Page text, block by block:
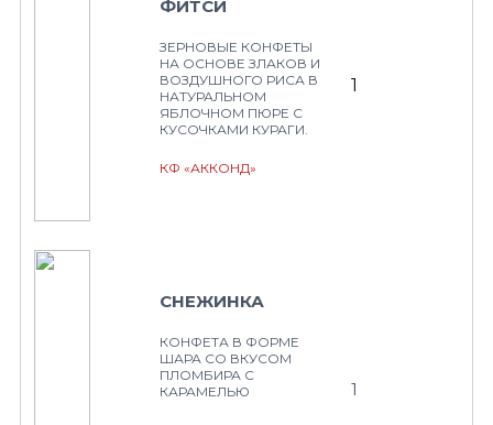
ФИТСИ
ЗЕРНОВЫЕ КОНФЕТЫ
НА ОСНОВЕ ЗЛАКОВ И
ВОЗДУШНОГО РИСА В
НАТУРАЛЬНОМ
ЯБЛОЧНОМ ПЮРЕ С
КУСОЧКАМИ КУРАГИ.
КФ «АККОНД»
1
СНЕЖИНКА
КОНФЕТА В ФОРМЕ
ШАРА СО ВКУСОМ
ПЛОМБИРА С
КАРАМЕЛЬЮ
1